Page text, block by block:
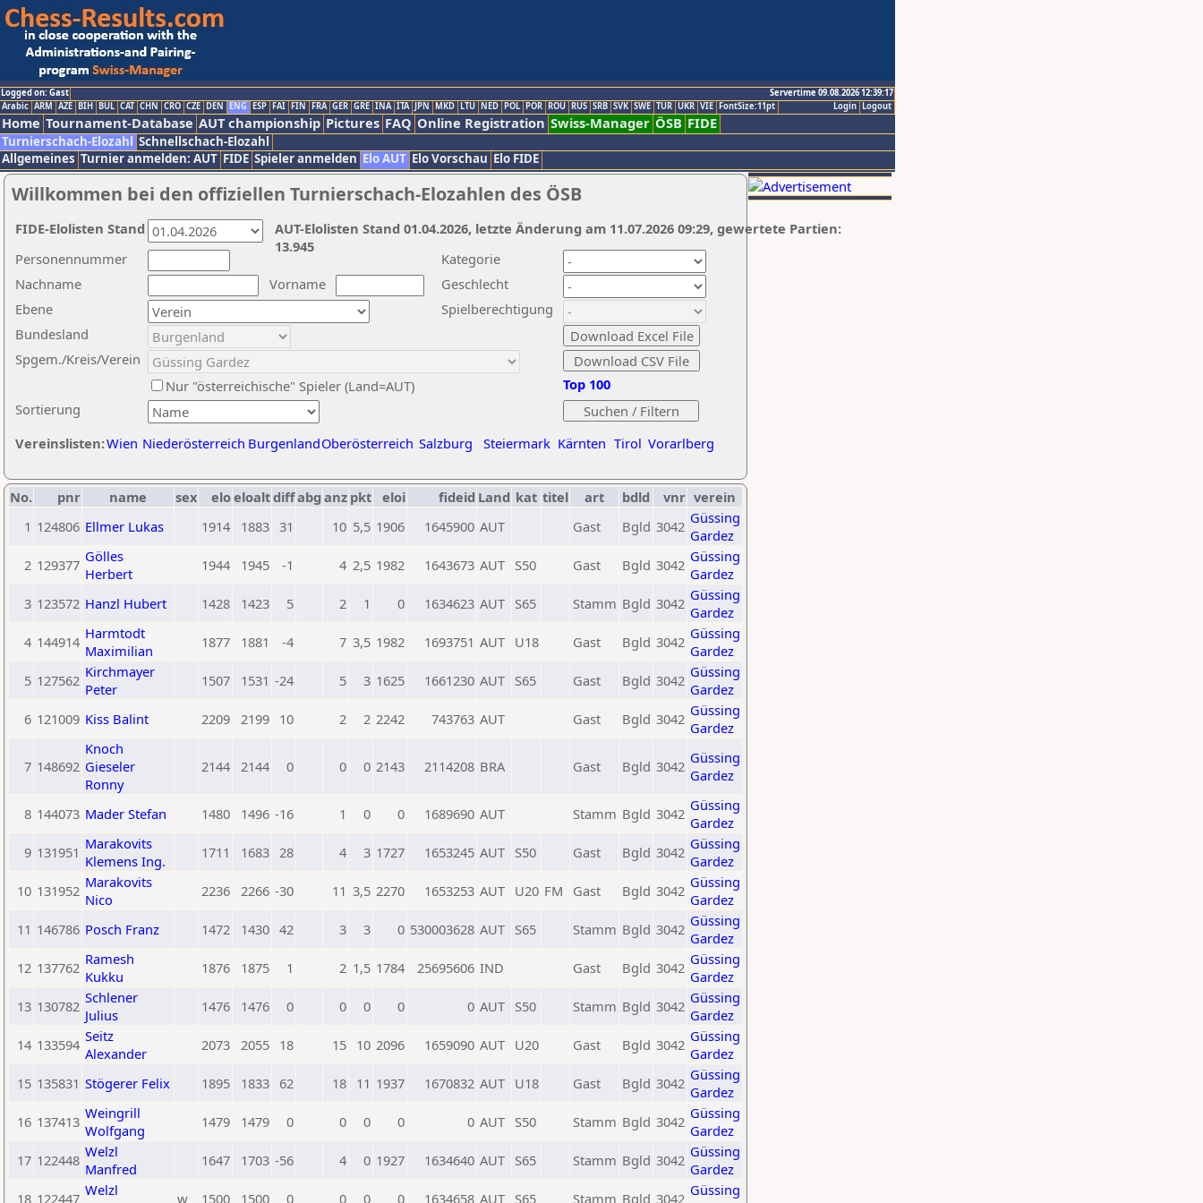
Logged on: Gast
Servertime 09.08.2026 12:39:17
Logout
Login
Arabic ARM AZE BIH BUL CAT CHN CRO CZE DEN ENG ESP FAI FIN FRA GER GRE INA ITA JPN MKD LTU NED POL POR ROU RUS SRB SVK SWE TUR UKR VIE FontSize:11pt
Home Tournament-Database AUT championship Pictures FAQ Online Registration Swiss-Manager ÖSB FIDE
Turnierschach-Elozahl Schnellschach-Elozahl
Allgemeines Turnier anmelden: AUT FIDE Spieler anmelden Elo AUT Elo Vorschau Elo FIDE
Willkommen bei den offiziellen Turnierschach-Elozahlen des ÖSB
Nachname
Vorname
Ebene
Kategorie
Sortierung
Personennummer
Bundesland
Spgem./Kreis/Verein
Geschlecht
Nur "österreichische" Spieler (Land=AUT)
Spielberechtigung
Vereinslisten:Wien Niederösterreich BurgenlandOberösterreich Salzburg Steiermark Kärnten Tirol Vorarlberg
Top 100
AUT-Elolisten Stand 01.04.2026, letzte Änderung am 11.07.2026 09:29, gewertete Partien:
13.945
FIDE-Elolisten Stand
No. pnr name sex eloeloaltdiffabg anz pkt eloi fideid Land kat titel art bdld vnr verein
1 124806 Ellmer Lukas 1914 1883 31 10 5,5 1906 1645900 AUT Gast Bgld 3042 Güssing
Gardez
2 129377 Gölles
Herbert
1944 1945 -1 4 2,5 1982 1643673 AUT S50 Gast Bgld 3042 Güssing
Gardez
3 123572 Hanzl Hubert 1428 1423 5 2 1 0 1634623 AUT S65 Stamm Bgld 3042 Güssing
Gardez
4 144914 Harmtodt
Maximilian
1877 1881 -4 7 3,5 1982 1693751 AUT U18 Gast Bgld 3042 Güssing
Gardez
5 127562 Kirchmayer
Peter
1507 1531 -24 5 3 1625 1661230 AUT S65 Gast Bgld 3042 Güssing
Gardez
6 121009 Kiss Balint 2209 2199 10 2 2 2242 743763 AUT Gast Bgld 3042 Güssing
Gardez
7 148692
Knoch
Gieseler
Ronny
2144 2144 0 0 0 2143 2114208 BRA Gast Bgld 3042 Güssing
Gardez
8 144073 Mader Stefan 1480 1496 -16 1 0 0 1689690 AUT Stamm Bgld 3042 Güssing
Gardez
9 131951 Marakovits
Klemens Ing.
1711 1683 28 4 3 1727 1653245 AUT S50 Gast Bgld 3042 Güssing
Gardez
10 131952 Marakovits
Nico
2236 2266 -30 11 3,5 2270 1653253 AUT U20 FM Gast Bgld 3042 Güssing
Gardez
11 146786 Posch Franz 1472 1430 42 3 3 0 530003628 AUT S65 Stamm Bgld 3042 Güssing
Gardez
12 137762 Ramesh
Kukku
1876 1875 1 2 1,5 1784 25695606 IND Gast Bgld 3042 Güssing
Gardez
13 130782 Schlener
Julius
1476 1476 0 0 0 0 0 AUT S50 Stamm Bgld 3042 Güssing
Gardez
14 133594 Seitz
Alexander
2073 2055 18 15 10 2096 1659090 AUT U20 Gast Bgld 3042 Güssing
Gardez
15 135831 Stögerer Felix 1895 1833 62 18 11 1937 1670832 AUT U18 Gast Bgld 3042 Güssing
Gardez
16 137413 Weingrill
Wolfgang
1479 1479 0 0 0 0 0 AUT S50 Stamm Bgld 3042 Güssing
Gardez
17 122448 Welzl
Manfred
1647 1703 -56 4 0 1927 1634640 AUT S65 Stamm Bgld 3042 Güssing
Gardez
18 122447 Welzl
w 1500 1500 0 0 0 0 1634658 AUT S65 Stamm Bgld 3042 Güssing